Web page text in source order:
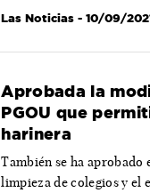
Las Noticias - 10/09/
Aprobada la
PGOU que
harinera
También se ha
limpieza de colegios y el